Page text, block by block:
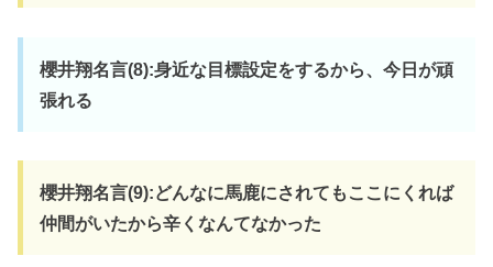
櫻井翔名言(8):身近な目標設定をするから、今日が頑
張れる
櫻井翔名言(9):どんなに馬鹿にされてもここにくれば
仲間がいたから辛くなんてなかった